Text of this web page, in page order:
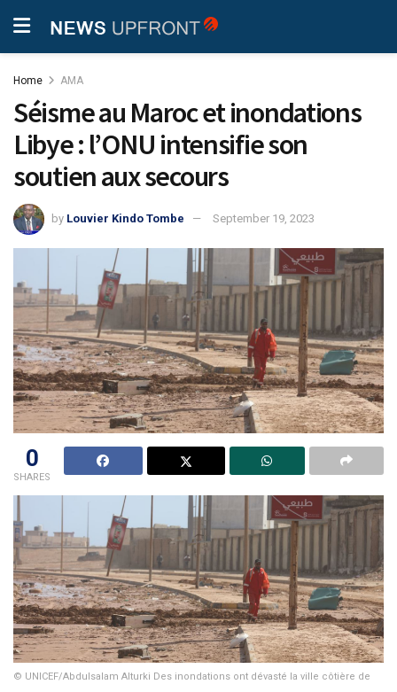
Home AMA
Séisme au Maroc et inondations
Libye : l’ONU intensifie son
soutien aux secours
by Louvier Kindo Tombe September 19, 2023
0
SHARES
© UNICEF/Abdulsalam Alturki Des inondations ont dévasté la ville côtière de